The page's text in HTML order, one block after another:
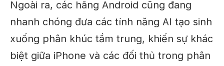
Ngoài ra, các hãng Android cũng đang
nhanh chóng đưa các tính năng AI tạo sinh
xuống phân khúc tầm trung, khiến sự khác
biệt giữa iPhone và các đối thủ trong phân